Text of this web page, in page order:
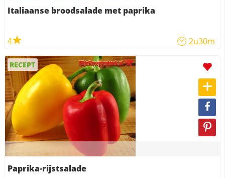
Italiaanse broodsalade met paprika
4 2u30m
RECEPT
Paprika-rijstsalade